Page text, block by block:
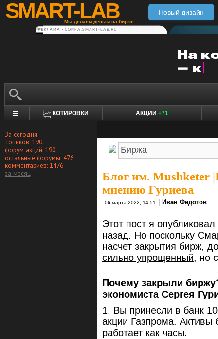
SMART-LAB
Мы делаем деньги на бирже
Новый дизайн
РЕКЛАМА • CONFA.SMART-LAB.RU
КОТИРОВКИ АКЦИИ +71
За сегодня
Топиков: 190
форум акций: 190
остальные форумы: 476
комментариев: 1476
за месяц
Блог им. Mushketer |
мнению Гуриева
06 марта 2022, 14:51 Иван Федотов
Этот пост я
назад. Но поскольку
насчет закрытия бирж,
сильно упрощенный, но
Почему закрыли
экономиста Сергея
1. Вы принесли в банк
акции Газпрома. Активы
работает как часы.